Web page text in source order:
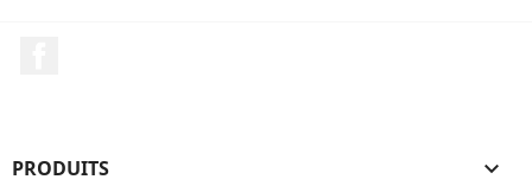
PRODUITS 